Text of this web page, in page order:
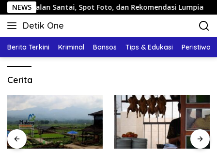
Langsung
ke
konten
NEWS
Santai, Spot Foto, dan Rekomendasi Lumpia
Detik One
Tajam
Fakta
Berita Terkini Kriminal Bansos Tips & Edukasi Peristiwa
Cerita